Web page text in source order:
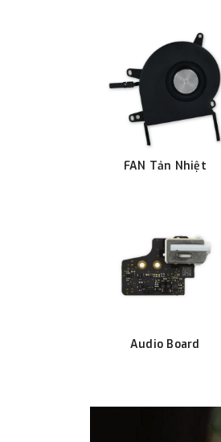
FAN Tản Nhiệt
Audio Board